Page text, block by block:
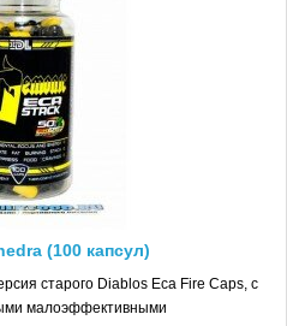
(100 капсул)
старого Diablos Eca Fire Caps, с
малоэффективными